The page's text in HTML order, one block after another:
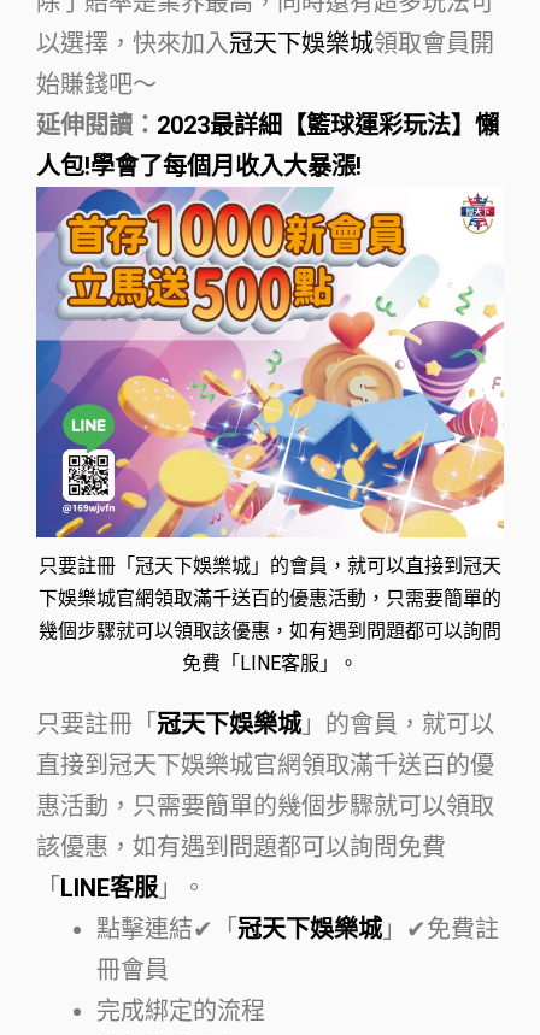
以選擇，快來加入冠天下娛樂城領取會員開
始賺錢吧～
延伸閱讀： 2023最詳細【籃球運彩玩法】懶
人包!學會了每個月收入大暴漲!
只要註冊「冠天下娛樂城」的會員，就可以直接到冠天
下娛樂城官網領取滿千送百的優惠活動，只需要簡單的
幾個步驟就可以領取該優惠，如有遇到問題都可以詢問
免費「LINE客服」。
只要註冊「 冠天下娛樂城」的會員，就可以
直接到冠天下娛樂城官網領取滿千送百的優
惠活動，只需要簡單的幾個步驟就可以領取
該優惠，如有遇到問題都可以詢問免費
「 LINE客服 」。
點擊連結✔「 冠天下娛樂城」✔免費註
冊會員
完成綁定的流程